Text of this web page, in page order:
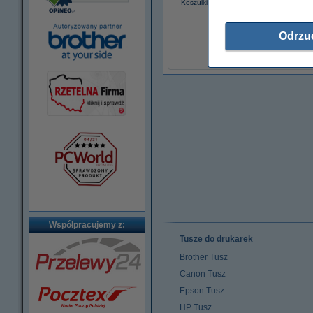
Współpracujemy z:
Koszulki na dokumenty A4, 30 mikronów
Tusze do drukarek
Brother Tusz
Canon Tusz
Epson Tusz
HP Tusz